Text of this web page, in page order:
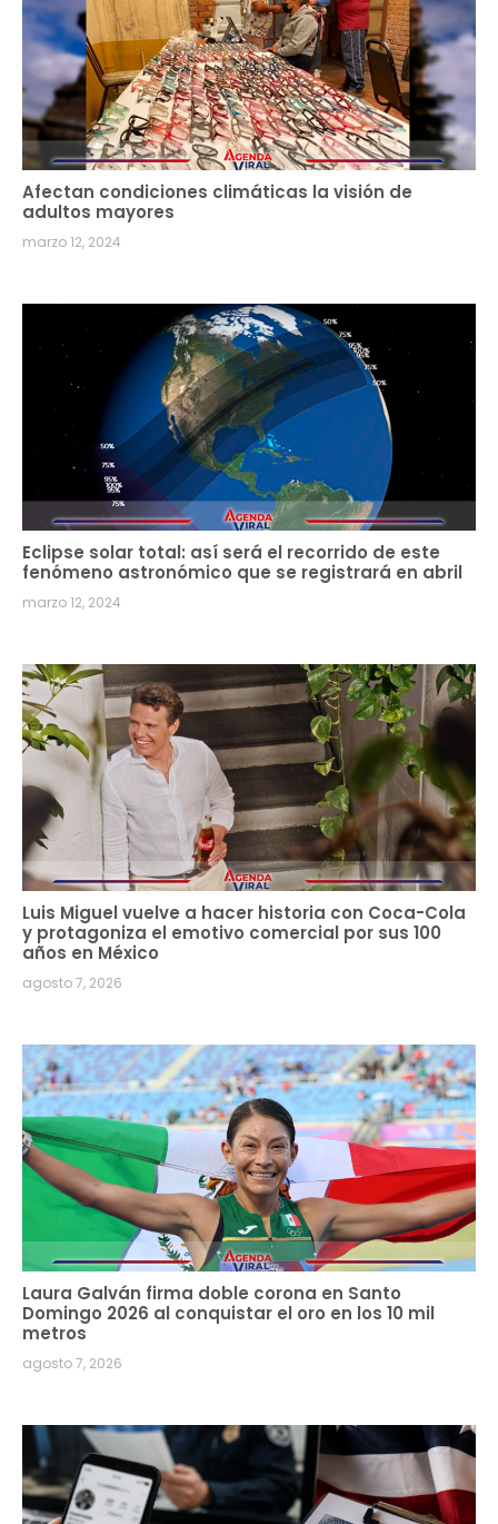
Afectan condiciones climáticas la visión de
adultos mayores
marzo 12, 2024
Eclipse solar total: así será el recorrido de este
fenómeno astronómico que se registrará en abril
marzo 12, 2024
Luis Miguel vuelve a hacer historia con Coca-Cola
y protagoniza el emotivo comercial por sus 100
años en México
agosto 7, 2026
Laura Galván firma doble corona en Santo
Domingo 2026 al conquistar el oro en los 10 mil
metros
agosto 7, 2026